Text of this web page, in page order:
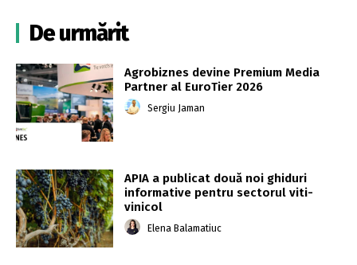
De urmărit
Agrobiznes devine Premium Media
Partner al EuroTier 2026
Sergiu Jaman
APIA a publicat două noi ghiduri
informative pentru sectorul viti-
vinicol
Elena Balamatiuc